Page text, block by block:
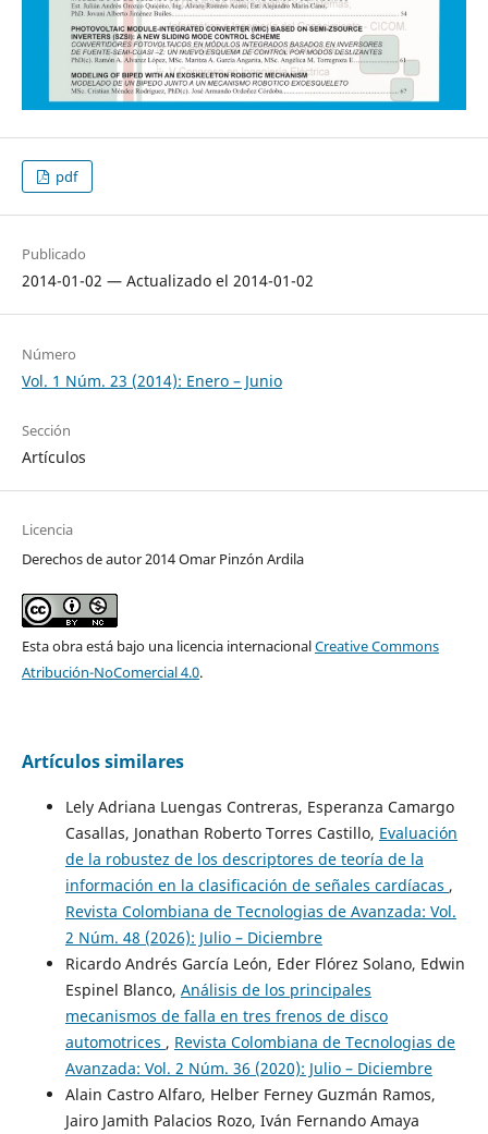
pdf
Publicado
2014-01-02 — Actualizado el 2014-01-02
Número
Vol. 1 Núm. 23 (2014): Enero – Junio
Sección
Artículos
Licencia
Derechos de autor 2014 Omar Pinzón Ardila
Esta obra está bajo una licencia internacionalCreative Commons
Atribución-NoComercial 4.0.
Artículos similares
Lely Adriana Luengas Contreras, Esperanza Camargo
Casallas, Jonathan Roberto Torres Castillo, Evaluación
de la robustez de los descriptores de teoría de la
información en la clasificación de señales cardíacas ,
Revista Colombiana de Tecnologias de Avanzada: Vol.
2 Núm. 48 (2026): Julio – Diciembre
Ricardo Andrés García León, Eder Flórez Solano, Edwin
Espinel Blanco, Análisis de los principales
mecanismos de falla en tres frenos de disco
automotrices , Revista Colombiana de Tecnologias de
Avanzada: Vol. 2 Núm. 36 (2020): Julio – Diciembre
Alain Castro Alfaro, Helber Ferney Guzmán Ramos,
Jairo Jamith Palacios Rozo, Iván Fernando Amaya